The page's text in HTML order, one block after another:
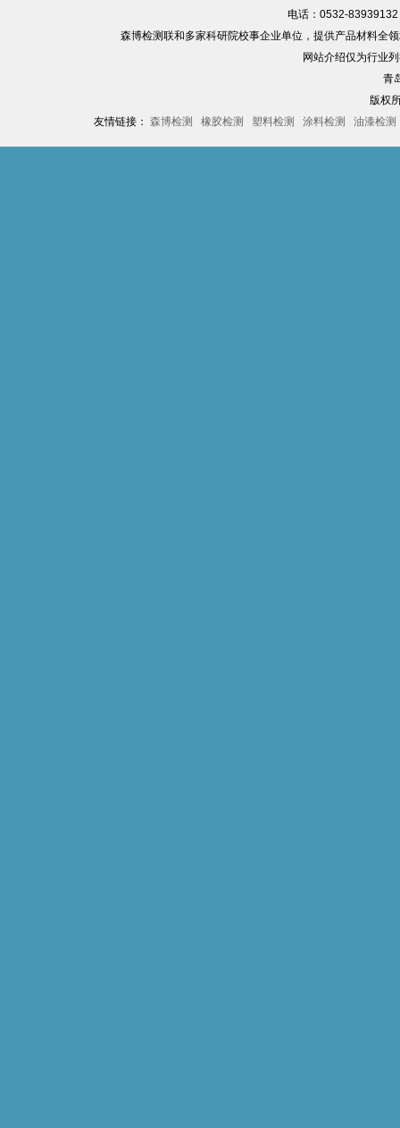
电话：0532-
森博检测联和多家科研院校事企业单位，提供产品材料全
网站介绍仅为行业
青
版权
友情链接： 森博检测 橡胶检测 塑料检测 涂料检测 油漆检测